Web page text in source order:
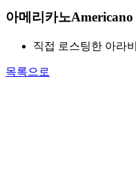
아메리카노Americano
직접 로스팅한 아라
목록으로